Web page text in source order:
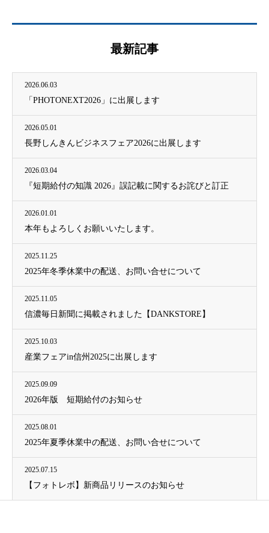
最新記事
2026.06.03
「PHOTONEXT2026」に出展します
2026.05.01
長野しんきんビジネスフェア2026に出展します
2026.03.04
『短期給付の知識 2026』誤記載に関するお詫びと訂正
2026.01.01
本年もよろしくお願いいたします。
2025.11.25
2025年冬季休業中の配送、お問い合せについて
2025.11.05
信濃毎日新聞に掲載されました【DANKSTORE】
2025.10.03
産業フェアin信州2025に出展します
2025.09.09
2026年版 短期給付のお知らせ
2025.08.01
2025年夏季休業中の配送、お問い合せについて
2025.07.15
【フォトレボ】新商品リリースのお知らせ